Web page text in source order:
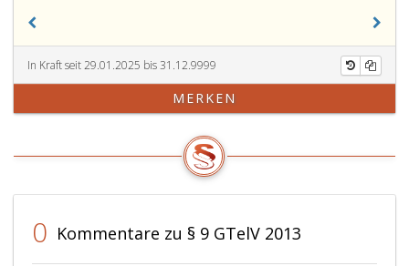
Daten
sicherzustellen,
dass
Identität
Rolle
Aktualisierung,
Protokollierung
Maßnahmen
Einhaltung
Anforderungen
In Kraft seit 29.01.2025 bis 31.12.9999
MERKEN
0 Kommentare zu § 9 GTelV 2013